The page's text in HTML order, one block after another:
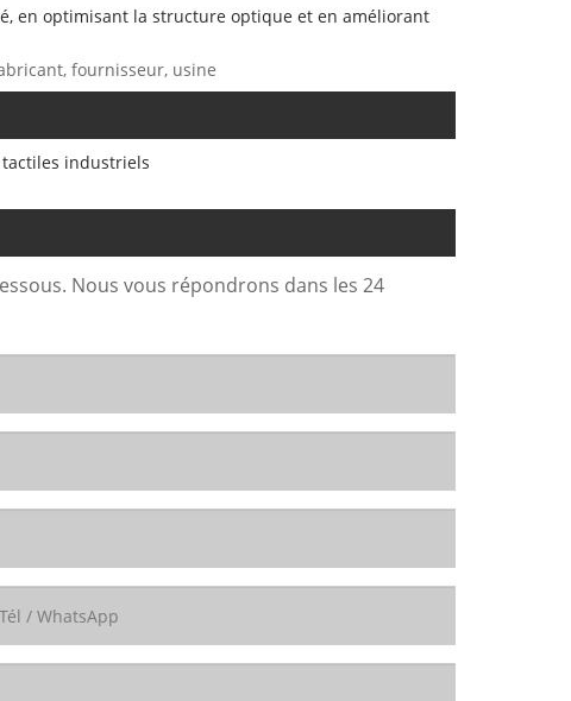
en optimisant la structure optique et en améliorant
fournisseur, usine
industriels
Nous vous répondrons dans les 24